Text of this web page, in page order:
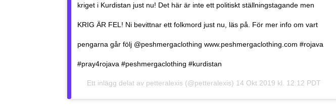
kriget i Kurdistan just nu! Det här är inte ett politiskt ställningstagande men
KRIG ÄR FEL! Ni bevittnar ett folkmord just nu, läs på. För mer info om vart
pengarna går följ @peshmergaclothing www.peshmergaclothing.com #rojava
#pray4rojava #peshmergaclothing #kurdistan
Ett inlägg delat av petteralexis (@petteralexis) 14 Okt 2019 kl. 12:12 PDT